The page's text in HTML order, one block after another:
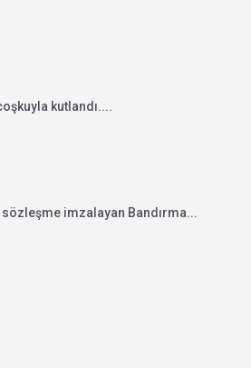
kutlandı....
imzalayan Bandırma...